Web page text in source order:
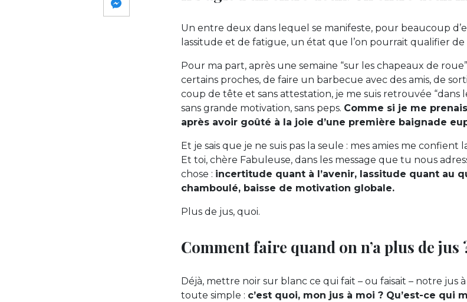
Un entre deux dans lequel se manifeste, pour beaucoup
lassitude et de fatigue, un état que l’on pourrait qualifier de
Pour ma part, après une semaine “sur les chapeaux de
certains proches, de faire un barbecue avec des amis, de
coup de tête et sans attestation, je me suis retrouvée “dans
sans grande motivation, sans peps. Comme si je me
après avoir goûté à la joie d’une première baignade
Et je sais que je ne suis pas la seule : mes amies me
Et toi, chère Fabuleuse, dans les message que tu nous
chose : incertitude quant à l’avenir, lassitude quant au
chamboulé, baisse de motivation globale.
Plus de jus, quoi.
Comment faire quand on n’a plus de jus
Déjà, mettre noir sur blanc ce qui fait – ou faisait – notre jus
toute simple : c’est quoi, mon jus à moi ? Qu’est-ce qui